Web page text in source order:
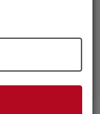
2MB)be­reit.